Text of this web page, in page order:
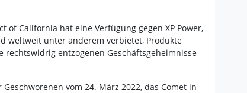
of California hat eine Verfügung gegen XP Power,
weltweit unter anderem verbietet, Produkte
entzogenen Geschäftsgeheimnisse
vom 24. März 2022, das Comet in